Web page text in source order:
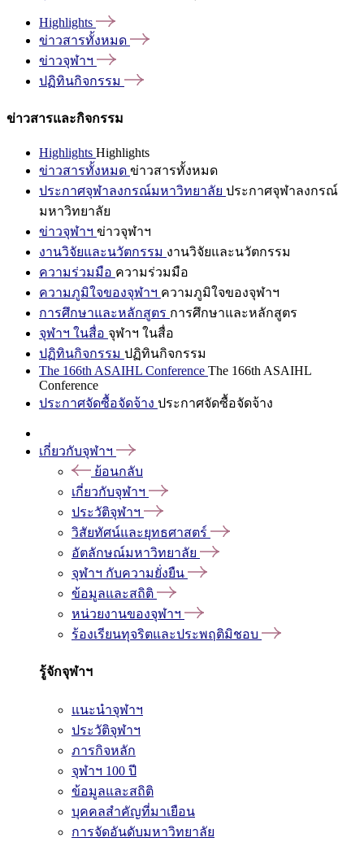
Highlights
ข่าวสารทั้งหมด
ข่าวจุฬาฯ
ปฏิทินกิจกรรม
ข่าวสารและกิจกรรม
Highlights Highlights
ข่าวสารทั้งหมด ข่าวสารทั้งหมด
ประกาศจุฬาลงกรณ์มหาวิทยาลัย ประกาศจุฬาลงกรณ์
มหาวิทยาลัย
ข่าวจุฬาฯ ข่าวจุฬาฯ
งานวิจัยและนวัตกรรม งานวิจัยและนวัตกรรม
ความร่วมมือ ความร่วมมือ
ความภูมิใจของจุฬาฯ ความภูมิใจของจุฬาฯ
การศึกษาและหลักสูตร การศึกษาและหลักสูตร
จุฬาฯ ในสื่อ จุฬาฯ ในสื่อ
ปฏิทินกิจกรรม ปฏิทินกิจกรรม
The 166th ASAIHL Conference The 166th ASAIHL
Conference
ประกาศจัดซื้อจัดจ้าง ประกาศจัดซื้อจัดจ้าง
เกี่ยวกับจุฬาฯ
ย้อนกลับ
เกี่ยวกับจุฬาฯ
ประวัติจุฬาฯ
วิสัยทัศน์และยุทธศาสตร์
อัตลักษณ์มหาวิทยาลัย
จุฬาฯ กับความยั่งยืน
ข้อมูลและสถิติ
หน่วยงานของจุฬาฯ
ร้องเรียนทุจริตและประพฤติมิชอบ
รู้จักจุฬาฯ
แนะนำจุฬาฯ
ประวัติจุฬาฯ
ภารกิจหลัก
จุฬาฯ 100 ปี
ข้อมูลและสถิติ
บุคคลสำคัญที่มาเยือน
การจัดอันดับมหาวิทยาลัย